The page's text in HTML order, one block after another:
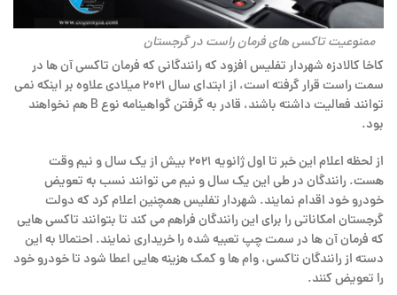
ممنوعیت تاکسی های فرمان راست در گرجستان
کاخا کالادزه شهردار تفلیس افزود که رانندگانی که فرمان تاکسی آن ها در
سمت راست قرار گرفته است، از ابتدای سال ۲۰۲۱ میلادی علاوه بر اینکه نمی
توانند فعالیت داشته باشند، قادر به گرفتن گواهینامه نوع B هم نخواهند
بود.
از لحظه اعلام این خبر تا اول ژانویه ۲۰۲۱ بیش از یک سال و نیم وقت
هست. رانندگان در طی این یک سال و نیم می توانند نسب به تعویض
خودرو خود اقدام نمایند. شهردار تفلیس همچنین اعلام کرد که دولت
گرجستان امکاناتی را برای این رانندگان فراهم می کند تا بتوانند تاکسی هایی
که فرمان آن ها در سمت چپ تعبیه شده را خریداری نمایند. احتمالا به این
دسته از رانندگان تاکسی، وام ها و کمک هزینه هایی اعطا شود تا خودرو خود
را تعویض کنند.